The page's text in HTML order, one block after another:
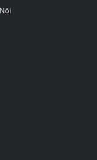
AUTO
TP Thủ Đức, TP HCM